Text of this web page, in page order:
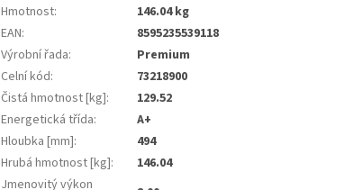
Hmotnost:
146.04 kg
EAN:
8595235539118
Výrobní řada:
Premium
Celní kód:
73218900
Čistá hmotnost [kg]:
129.52
Energetická třída:
A+
Hloubka [mm]:
494
Hrubá hmotnost [kg]:
146.04
Jmenovitý výkon